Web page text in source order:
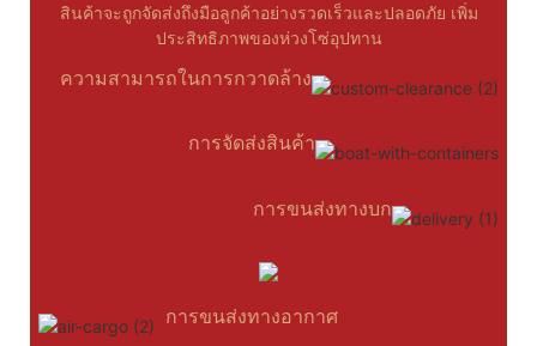
สินค้าจะถูกจัดส่งถึงมือลูกค้าอย่างรวดเร็วและปลอดภัย เพิ่ม
ประสิทธิภาพของห่วงโซ่อุปทาน
ความสามารถในการกวาดล้าง
การจัดส่งสินค้า
การขนส่งทางบก
การขนส่งทางอากาศ